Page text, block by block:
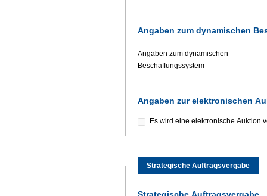
Angaben zum dynamischen
Angaben zum dynamischen
Beschaffungssystem
Angaben zur elektronischen
Es wird eine elektronische Auktion
Strategische Auftragsvergabe